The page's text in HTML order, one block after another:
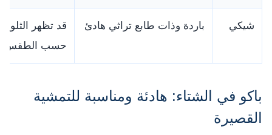
شيكي باردة وذات طابع تراثي هادئ
قد تظهر الثلوج
حسب الطقس
باكو في الشتاء: هادئة ومناسبة للتمشية
القصيرة